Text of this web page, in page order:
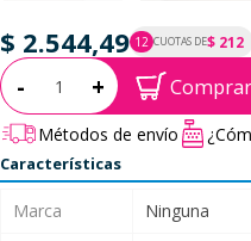
$ 2.544,49 12 CUOTAS DE$ 212
P.T.F. $ 2.544
Cantidad:
- + Comprar
Métodos de envío
Características
Marca
Ninguna